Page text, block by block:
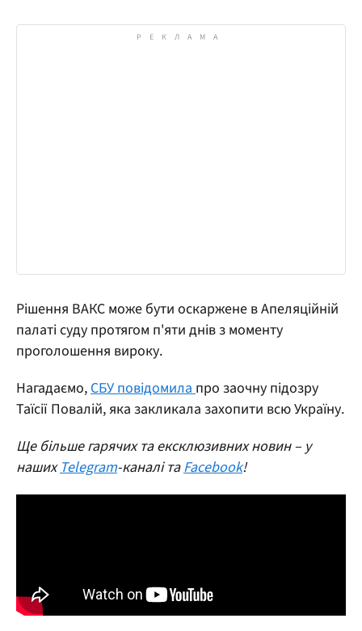
Рішення ВАКС може бути оскаржене в Апеляційній
палаті суду протягом п'яти днів з моменту
проголошення вироку.
Нагадаємо, СБУ повідомила про заочну підозру
Таїсії Повалій, яка закликала захопити всю Україну.
Ще більше гарячих та ексклюзивних новин – у
наших Telegram-каналі таFacebook!